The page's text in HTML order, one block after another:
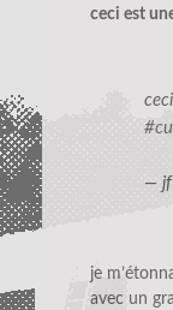
ceci est
— jf
je
avec un